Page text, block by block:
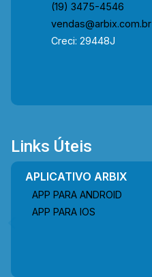
(19) 3475-4546
vendas@arbix.com.br
Creci: 29448J
Links Úteis
APLICATIVO ARBIX
APP PARA ANDROID
APP PARA IOS